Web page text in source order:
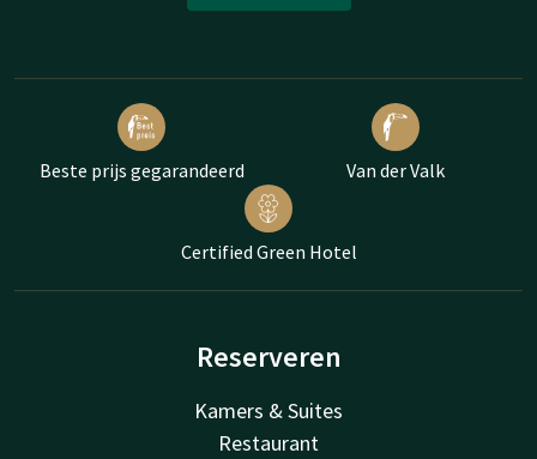
Beste prijs gegarandeerd Van der Valk
Certified Green Hotel
Reserveren
Kamers & Suites
Restaurant